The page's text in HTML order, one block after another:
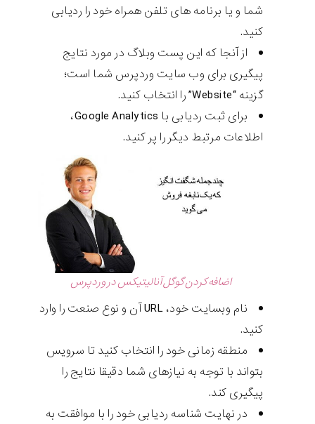
شما و یا برنامه های تلفن همراه خود را ردیابی
کنید.
از آنجا که این پست وبلاگ در مورد نتایج
پیگیری برای وب سایت وردپرس شما است؛
گزینه “Website” را انتخاب کنید.
برای ثبت ردیابی با Google Analytics،
اطلاعات مرتبط دیگر را پر کنید.
اضافه کردن گوگل آنالیتیکس در وردپرس
نام وبسایت خود، URL آن و نوع صنعت را وارد
کنید.
منطقه زمانی خود را انتخاب کنید تا سرویس
بتواند با توجه به نیازهای شما دقیقا نتایج را
پیگیری کند.
در نهایت شناسه ردیابی خود را با موافقت به